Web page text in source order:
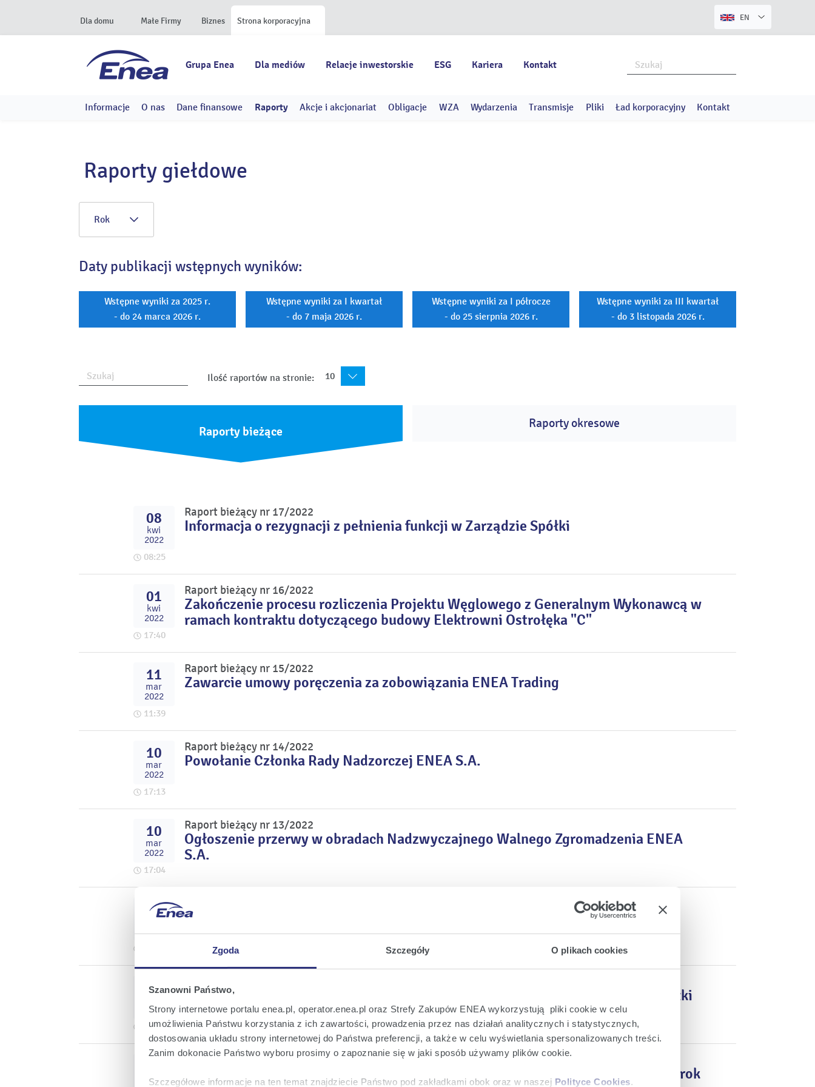
Zgoda Szczegóły O plikach cookies
Szanowni Państwo,
Strony internetowe portalu enea.pl, operator.enea.pl oraz Strefy Zakupów ENEA wykorzystują pliki cookie w celu
umożliwienia Państwu korzystania z ich zawartości, prowadzenia przez nas działań analitycznych i statystycznych,
dostosowania układu strony internetowej do Państwa preferencji, a także w celu wyświetlania spersonalizowanych treści.
Zanim dokonacie Państwo wyboru prosimy o zapoznanie się w jaki sposób używamy plików cookie.
Szczegółowe informacje na ten temat znajdziecie Państwo pod zakładkami obok oraz w naszej Polityce Cookies.
Dla domu Małe Firmy Biznes Strona korporacyjna EN
Grupa Enea Dla mediów Relacje inwestorskie ESG Kariera Kontakt
Informacje O nas Dane finansowe Raporty Akcje i akcjonariat Obligacje WZA Wydarzenia Transmisje Pliki Ład korporacyjny Kontakt
Raporty giełdowe
Rok
Daty publikacji wstępnych wyników:
Wstępne wyniki za 2025 r.
- do 24 marca 2026 r.
Wstępne wyniki za I kwartał
- do 7 maja 2026 r.
Wstępne wyniki za I półrocze
- do 25 sierpnia 2026 r.
Wstępne wyniki za III kwartał
- do 3 listopada 2026 r.
Ilość raportów na stronie: 10
Raporty bieżące
Raporty okresowe
08
kwi
2022
08:25
Raport bieżący nr 17/2022
Informacja o rezygnacji z pełnienia funkcji w Zarządzie Spółki
01
kwi
2022
17:40
Raport bieżący nr 16/2022
Zakończenie procesu rozliczenia Projektu Węglowego z Generalnym Wykonawcą w
ramach kontraktu dotyczącego budowy Elektrowni Ostrołęka "C"
11
mar
2022
11:39
Raport bieżący nr 15/2022
Zawarcie umowy poręczenia za zobowiązania ENEA Trading
10
mar
2022
17:13
Raport bieżący nr 14/2022
Powołanie Członka Rady Nadzorczej ENEA S.A.
10
mar
2022
17:04
Raport bieżący nr 13/2022
Ogłoszenie przerwy w obradach Nadzwyczajnego Walnego Zgromadzenia ENEA
S.A.
07
mar
2022
Informacja dotycząca wniosku o zarządzenie przerwy w obradach walnego
zgromadzenia
07
2022
12:57
Informacja nt. zamiaru zgłoszenia kandydatury do składu Rady Nadzorczej Spółki
mar
Raport bieżący nr 10/2022
Informacja w sprawie wstępnych wyników finansowych i operacyjnych za 2021 rok